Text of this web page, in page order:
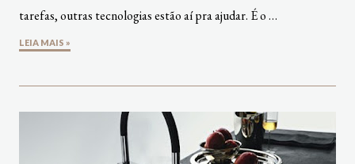
tarefas, outras tecnologias estão aí pra ajudar. É o …
LEIA MAIS »